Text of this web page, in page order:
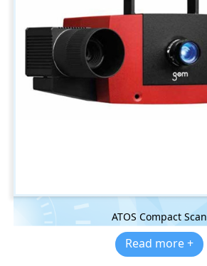
ATOS Compact Scan
Read more +